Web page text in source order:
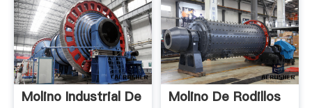
Molino Industrial De
Molino De Rodillos